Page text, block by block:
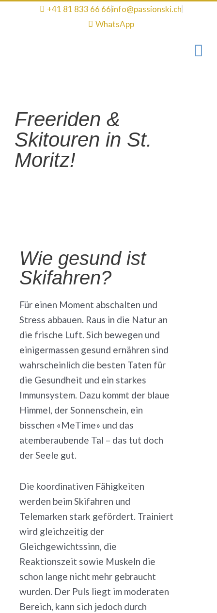
+41 81 833 66 66info@passionski.ch
WhatsApp
Freeriden &
Skitouren in St.
Moritz!
Wie gesund ist
Skifahren?
Für einen Moment abschalten und
Stress abbauen. Raus in die Natur an
die frische Luft. Sich bewegen und
einigermassen gesund ernähren sind
wahrscheinlich die besten Taten für
die Gesundheit und ein starkes
Immunsystem. Dazu kommt der blaue
Himmel, der Sonnenschein, ein
bisschen «MeTime» und das
atemberaubende Tal – das tut doch
der Seele gut.
Die koordinativen Fähigkeiten
werden beim Skifahren und
Telemarken stark gefördert. Trainiert
wird gleichzeitig der
Gleichgewichtssinn, die
Reaktionszeit sowie Muskeln die
schon lange nicht mehr gebraucht
wurden. Der Puls liegt im moderaten
Bereich, kann sich jedoch durch